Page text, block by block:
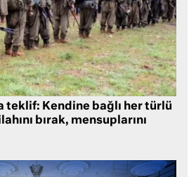
teklif: Kendine bağlı her türlü
bırak, mensuplarını